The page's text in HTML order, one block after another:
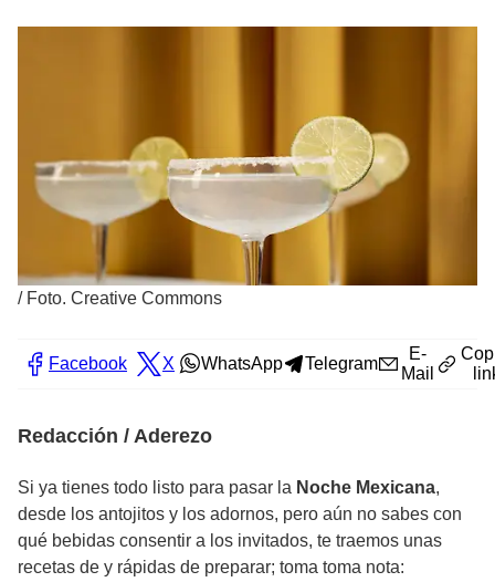
/ Foto. Creative Commons
Facebook X WhatsApp Telegram
E-
Mail
Redacción / Aderezo
Si ya tienes todo listo para pasar la Noche Mexicana,
desde los antojitos y los adornos, pero aún no sabes con
qué bebidas consentir a los invitados, te traemos unas
recetas de y rápidas de preparar; toma toma nota: